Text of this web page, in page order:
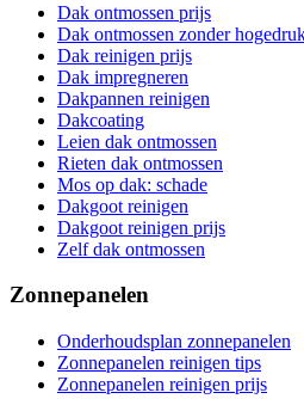
Dak ontmossen prijs
Dak ontmossen zonder
Dak reinigen prijs
Dak impregneren
Dakpannen reinigen
Dakcoating
Leien dak ontmossen
Rieten dak ontmossen
Mos op dak: schade
Dakgoot reinigen
Dakgoot reinigen prijs
Zelf dak ontmossen
Zonnepanelen
Onderhoudsplan zonnepanelen
Zonnepanelen reinigen tips
Zonnepanelen reinigen prijs